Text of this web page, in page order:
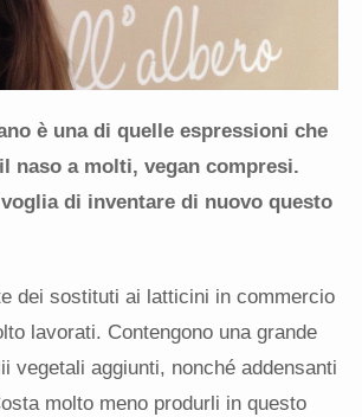
è una di quelle espressioni che
naso a molti, vegan compresi.
di inventare di nuovo questo
dei sostituti ai latticini in commercio
lavorati. Contengono una grande
vegetali aggiunti, nonché addensanti
molto meno produrli in questo